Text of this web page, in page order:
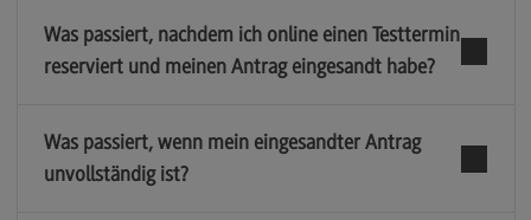
Was passiert, nachdem ich online einen Testtermin
reserviert und meinen Antrag eingesandt habe?
Was passiert, wenn mein eingesandter Antrag
unvollständig ist?